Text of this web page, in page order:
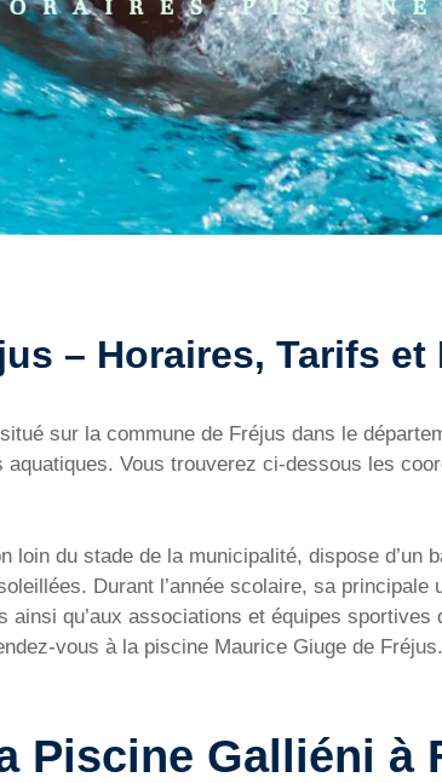
– Horaires, Tarifs et
sur la commune de Fréjus dans le
Vous trouverez ci-dessous les
loin du stade de la municipalité, dispose d’un
Durant l’année scolaire, sa
qu’aux associations et équipes
vous à la piscine Maurice Giuge de
Piscine Galliéni à